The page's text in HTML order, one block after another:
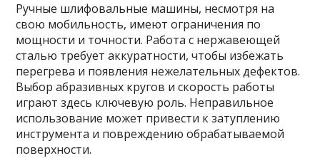
Ручные шлифовальные машины, несмотря на
свою мобильность, имеют ограничения по
мощности и точности. Работа с нержавеющей
сталью требует аккуратности, чтобы избежать
перегрева и появления нежелательных дефектов.
Выбор абразивных кругов и скорость работы
играют здесь ключевую роль. Неправильное
использование может привести к затуплению
инструмента и повреждению обрабатываемой
поверхности.